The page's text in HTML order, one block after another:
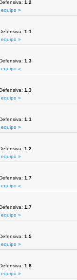
1.2
»
1.1
»
1.3
»
1.3
»
1.1
»
1.2
»
1.7
»
1.7
»
1.5
»
1.8
»